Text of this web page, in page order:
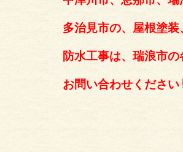
多治見市の、屋根塗装
防水工事は、瑞浪市
お問い合わせください